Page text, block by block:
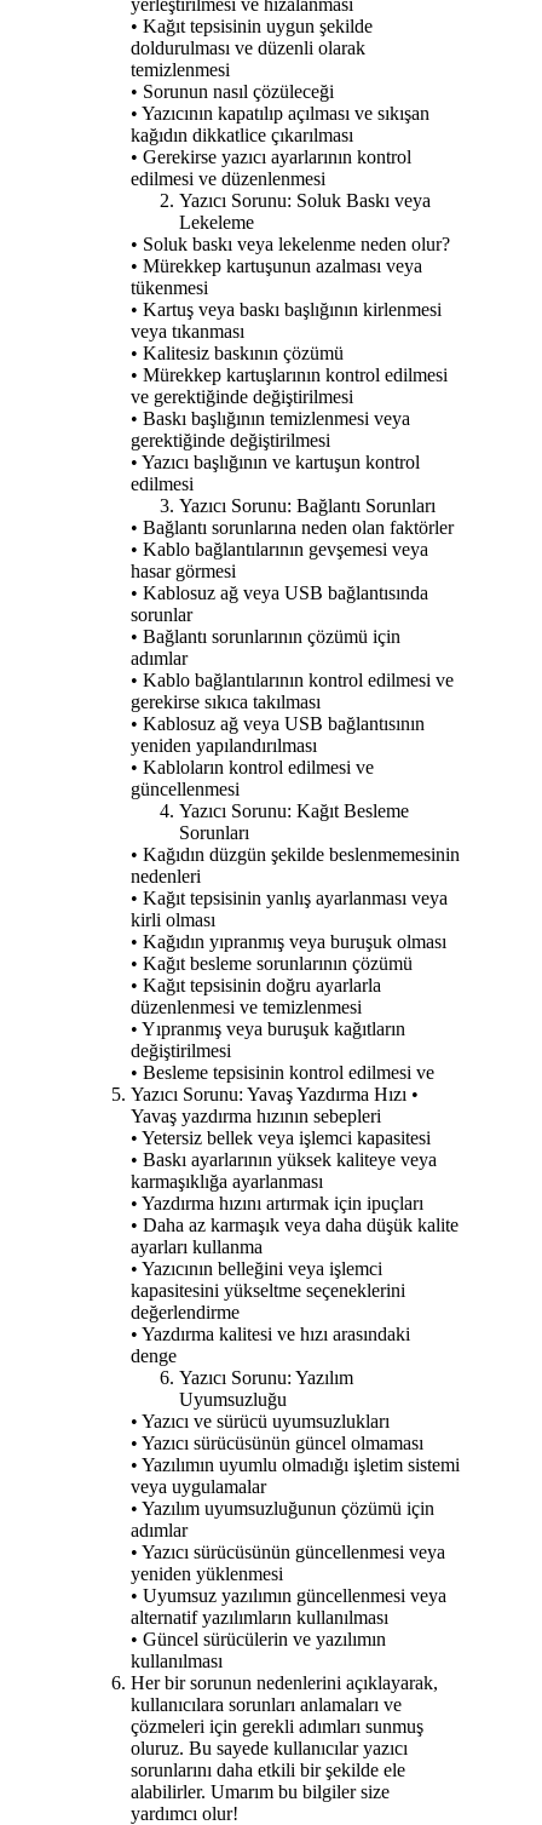
• Kağıt tepsisinin uygun şekilde
doldurulması ve düzenli olarak
temizlenmesi
• Sorunun nasıl çözüleceği
• Yazıcının kapatılıp açılması ve sıkışan
kağıdın dikkatlice çıkarılması
• Gerekirse yazıcı ayarlarının kontrol
edilmesi ve düzenlenmesi
Yazıcı Sorunu: Soluk Baskı veya
Lekeleme
• Soluk baskı veya lekelenme neden olur?
• Mürekkep kartuşunun azalması veya
tükenmesi
• Kartuş veya baskı başlığının kirlenmesi
veya tıkanması
• Kalitesiz baskının çözümü
• Mürekkep kartuşlarının kontrol edilmesi
ve gerektiğinde değiştirilmesi
• Baskı başlığının temizlenmesi veya
gerektiğinde değiştirilmesi
• Yazıcı başlığının ve kartuşun kontrol
edilmesi
Yazıcı Sorunu: Bağlantı Sorunları
• Bağlantı sorunlarına neden olan faktörler
• Kablo bağlantılarının gevşemesi veya
hasar görmesi
• Kablosuz ağ veya USB bağlantısında
sorunlar
• Bağlantı sorunlarının çözümü için
adımlar
• Kablo bağlantılarının kontrol edilmesi ve
gerekirse sıkıca takılması
• Kablosuz ağ veya USB bağlantısının
yeniden yapılandırılması
• Kabloların kontrol edilmesi ve
güncellenmesi
Yazıcı Sorunu: Kağıt Besleme
Sorunları
• Kağıdın düzgün şekilde beslenmemesinin
nedenleri
• Kağıt tepsisinin yanlış ayarlanması veya
kirli olması
• Kağıdın yıpranmış veya buruşuk olması
• Kağıt besleme sorunlarının çözümü
• Kağıt tepsisinin doğru ayarlarla
düzenlenmesi ve temizlenmesi
• Yıpranmış veya buruşuk kağıtların
değiştirilmesi
• Besleme tepsisinin kontrol edilmesi ve
Yazıcı Sorunu: Yavaş Yazdırma Hızı •
Yavaş yazdırma hızının sebepleri
• Yetersiz bellek veya işlemci kapasitesi
• Baskı ayarlarının yüksek kaliteye veya
karmaşıklığa ayarlanması
• Yazdırma hızını artırmak için ipuçları
• Daha az karmaşık veya daha düşük kalite
ayarları kullanma
• Yazıcının belleğini veya işlemci
kapasitesini yükseltme seçeneklerini
değerlendirme
• Yazdırma kalitesi ve hızı arasındaki
denge
Yazıcı Sorunu: Yazılım
Uyumsuzluğu
• Yazıcı ve sürücü uyumsuzlukları
• Yazıcı sürücüsünün güncel olmaması
• Yazılımın uyumlu olmadığı işletim sistemi
veya uygulamalar
• Yazılım uyumsuzluğunun çözümü için
adımlar
• Yazıcı sürücüsünün güncellenmesi veya
yeniden yüklenmesi
• Uyumsuz yazılımın güncellenmesi veya
alternatif yazılımların kullanılması
• Güncel sürücülerin ve yazılımın
kullanılması
Her bir sorunun nedenlerini açıklayarak,
kullanıcılara sorunları anlamaları ve
çözmeleri için gerekli adımları sunmuş
oluruz. Bu sayede kullanıcılar yazıcı
sorunlarını daha etkili bir şekilde ele
alabilirler. Umarım bu bilgiler size
yardımcı olur!